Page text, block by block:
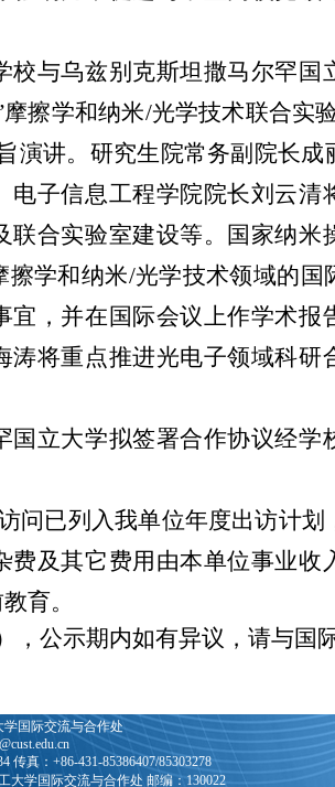
校与乌兹别克斯坦撒马尔罕国
摩擦学和纳米/光学技术联合实
演讲。研究生院常务副院长成
子信息工程学院院长刘云清
合实验室建设等。国家纳米
学和纳米/光学技术领域的国
，并在国际会议上作学术报
将重点推进光电子领域科研
国立大学拟签署合作协议经学
问已列入我单位年度出访计划
费及其它费用 由本单位事业收
育。
，公示期内如有异议，请与国
国际交流与合作处
传真：+86-431-85386407/85303278
大学国际交流与合作处 邮编：130022